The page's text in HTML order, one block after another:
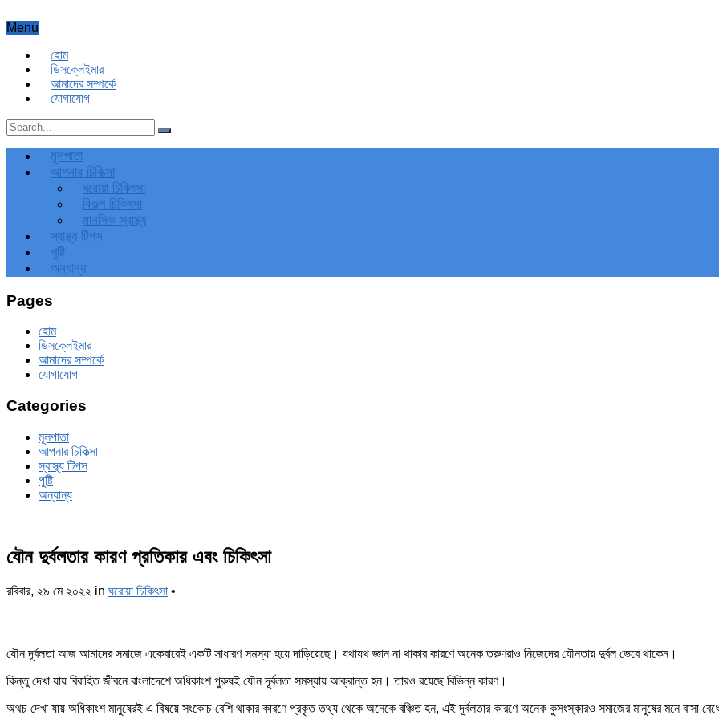
Menu
হোম
ডিসক্লেইমার
আমাদের সম্পর্কে
যোগাযোগ
মূলপাতা
আপনার চিকিত্‍সা
ঘরোয়া চিকিৎসা
বিকল্প চিকিৎসা
মানসিক স্বাস্থ্য
স্বাস্থ্য টিপস
পুষ্টি
অন্যান্য
Pages
হোম
ডিসক্লেইমার
আমাদের সম্পর্কে
যোগাযোগ
Categories
মূলপাতা
আপনার চিকিত্‍সা
স্বাস্থ্য টিপস
পুষ্টি
অন্যান্য
যৌন দুর্বলতার কারণ প্রতিকার এবং চিকিৎসা
রবিবার, ২৯ মে ২০২২ in ঘরোয়া চিকিৎসা •
যৌন দূর্বলতা আজ আমাদের সমাজে একেবারেই একটি সাধারণ সমস্যা হয়ে দাড়িয়েছে। যথাযথ জ্ঞান না থাকার কারণে অনেক তরুণরাও নিজেদের যৌনতায় দুর্বল ভেবে থাকেন।
কিন্তু দেখা যায় বিবাহিত জীবনে বাংলাদেশে অধিকাংশ পুরুষই যৌন দূর্বলতা সমস্যায় আক্রান্ত হন। তারও রয়েছে বিভিন্ন কারণ।
অথচ দেখা যায় অধিকাংশ মানুষেরই এ বিষয়ে সংকোচ বেশি থাকার কারণে প্রকৃত তথ্য থেকে অনেকে বঞ্চিত হন, এই দূর্বলতার কারণে অনেক কুসংস্কারও সমাজের মানুষের মনে বাসা